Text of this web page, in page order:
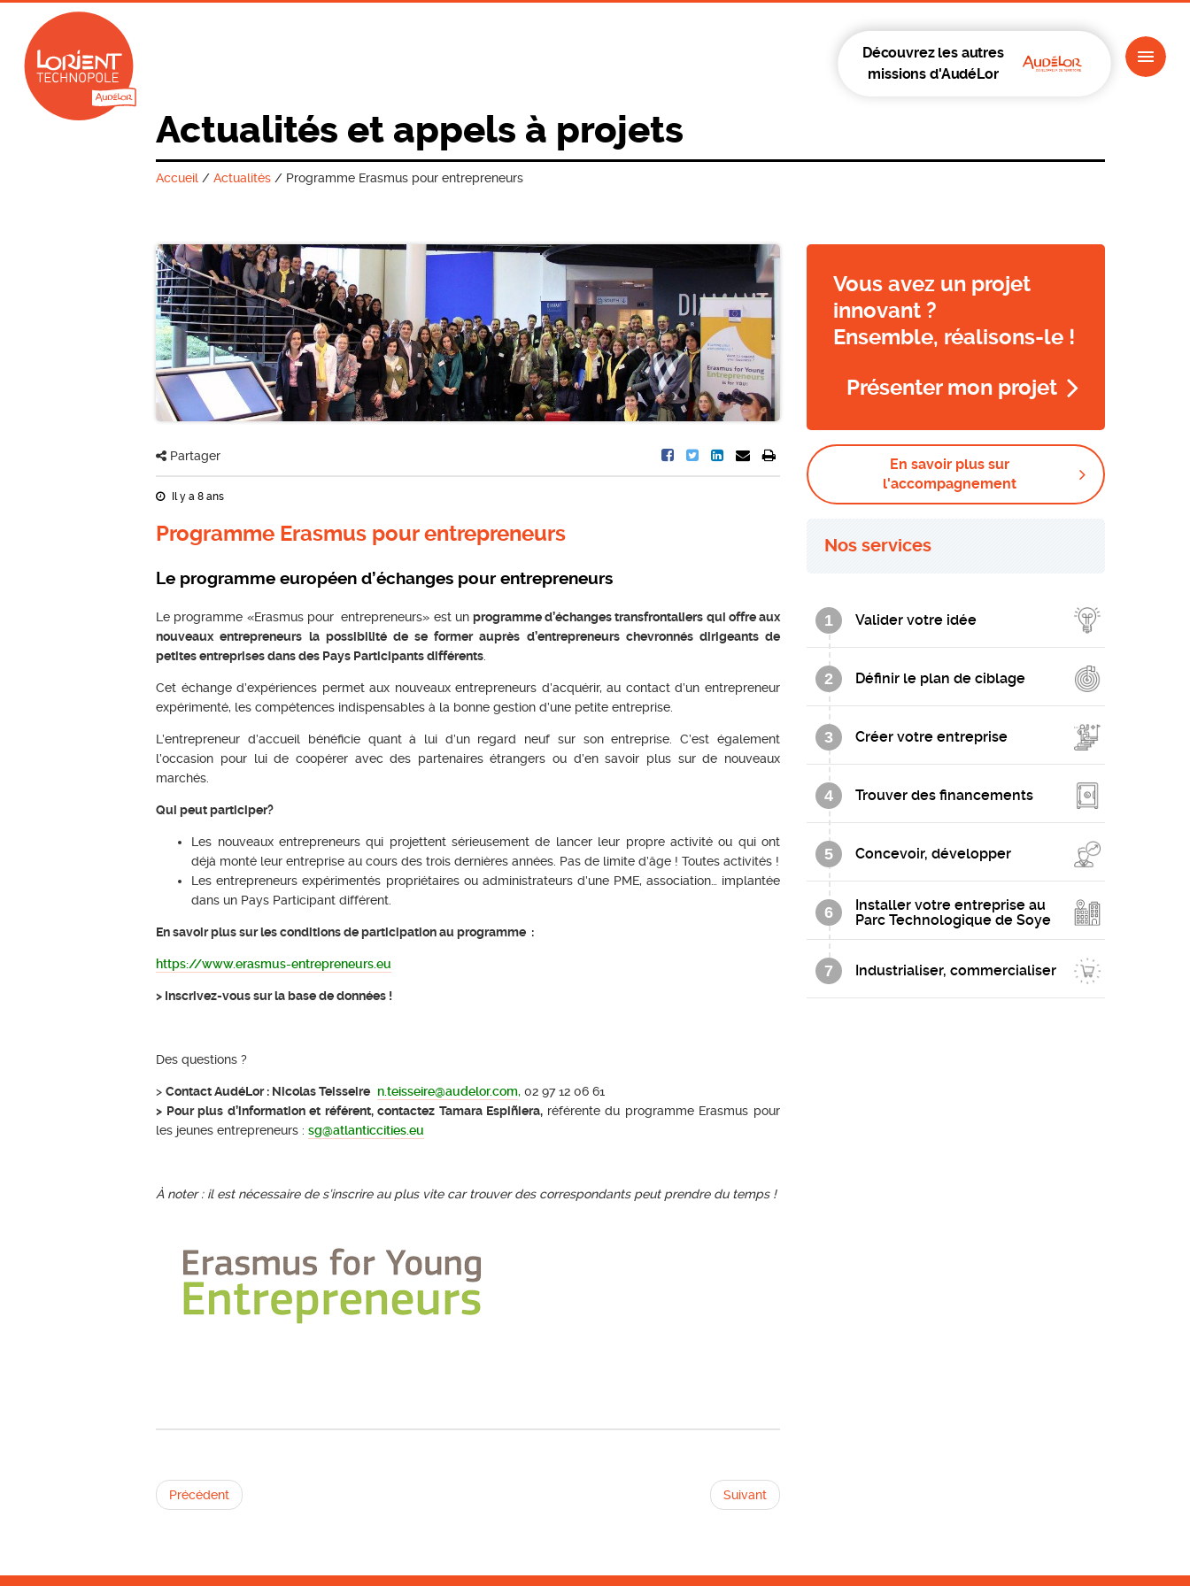
Découvrez les autres
missions d'AudéLor
Actualités et appels à projets
Accueil /Actualités / Programme Erasmus pour entrepreneurs
Partager
Il y a 8 ans
Programme Erasmus pour entrepreneurs
Le programme européen d’échanges pour entrepreneurs
Le programme «Erasmus pour entrepreneurs» est un programme d’échanges transfrontaliers qui offre aux
nouveaux entrepreneurs la possibilité de se former auprès d’entrepreneurs chevronnés dirigeants de
petites entreprises dans des Pays Participants différents
Cet échange d’expériences permet aux nouveaux entrepreneurs d’acquérir, au contact d’un entrepreneur
expérimenté, les compétences indispensables à la bonne gestion d’une petite entreprise.
L’entrepreneur d’accueil bénéficie quant à lui d’un regard neuf sur son entreprise. C’est également
l’occasion pour lui de coopérer avec des partenaires étrangers ou d’en savoir plus sur de nouveaux
marchés.
Qui peut participer?
Les nouveaux entrepreneurs qui projettent sérieusement de lancer leur propre activité ou qui ont
déjà monté leur entreprise au cours des trois dernières années. Pas de limite d’âge ! Toutes activités !
Les entrepreneurs expérimentés propriétaires ou administrateurs d’une PME, association… implantée
dans un Pays Participant différent.
En savoir plus sur les conditions de participation au programme :
https://www.erasmus-entrepreneurs.eu
> Inscrivez-vous sur la base de données !
Des questions ?
>Contact AudéLor : Nicolas Teisseire n.teisseire@audelor.com, 02 97 12 06 61
> Pour plus d’information et référent, contactez Tamara Espiñiera, référente du programme Erasmus pour
les jeunes entrepreneurs :sg@atlanticcities.eu
À noter : il est nécessaire de s’inscrire au plus vite car trouver des correspondants peut prendre du temps !
Précédent Suivant
Vous avez un projet
innovant ?
Ensemble, réalisons-le !
Présenter mon projet
En savoir plus sur
l'accompagnement
Nos services
1 Valider votre idée
2 Définir le plan de ciblage
3 Créer votre entreprise
4 Trouver des financements
5 Concevoir, développer
6
Installer votre entreprise au
Parc Technologique de Soye
7 Industrialiser, commercialiser